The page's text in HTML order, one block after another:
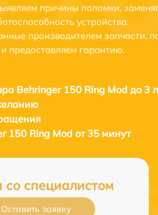
причины поломки,
устройства.
производителем запчасти,
предоставляем гарантию.
Behringer 150 Ring Mod до 3
150 Ring Mod от 35 минут
со специалистом
Оставить заявку